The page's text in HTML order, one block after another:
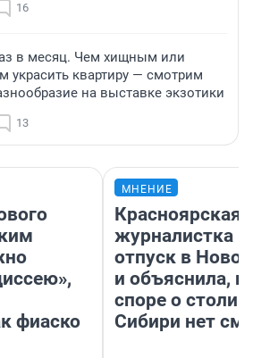
16
в месяц. Чем хищным или
украсить квартиру — смотрим
на выставке экзотики
13
фиаско
МНЕНИЕ
Красноярская
журналистка
отпуск в
и объяснила,
споре о
Сибири нет